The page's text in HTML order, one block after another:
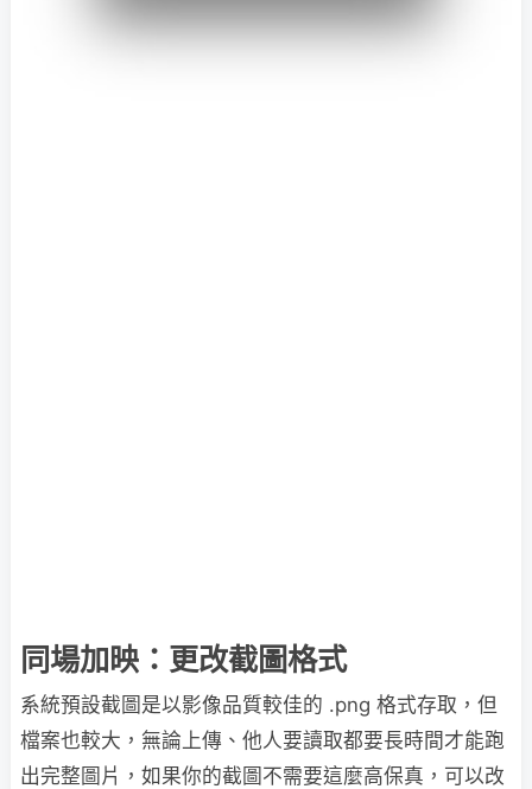
同場加映：更改截圖格式
系統預設截圖是以影像品質較佳的 .png 格式存取，但
檔案也較大，無論上傳、他人要讀取都要長時間才能跑
出完整圖片，如果你的截圖不需要這麼高保真，可以改